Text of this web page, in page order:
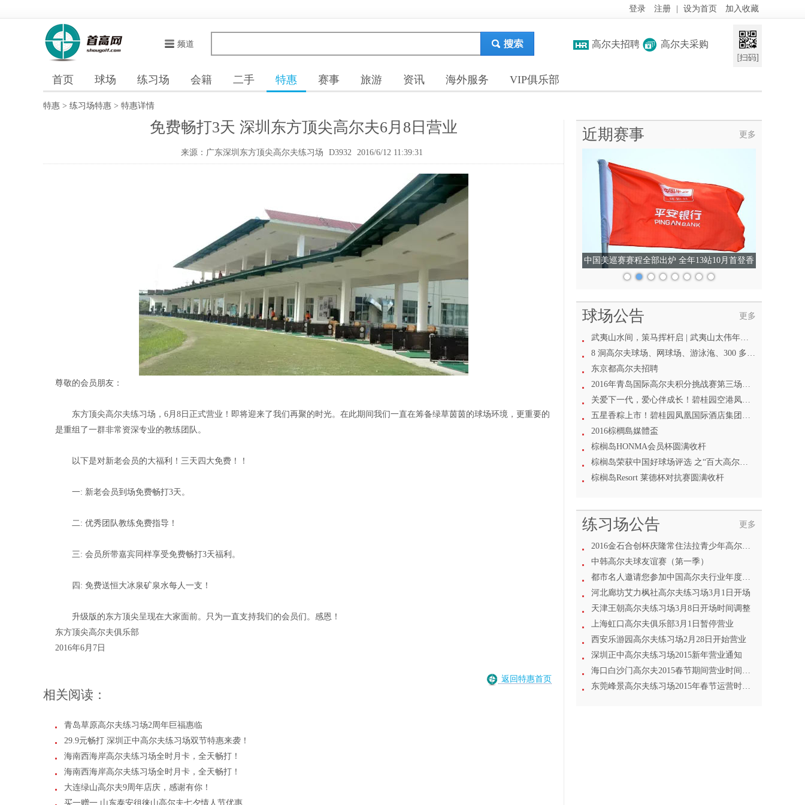
登录 注册 设为首页 加入收藏
高尔夫招聘 高尔夫采购
频道
首页 球场 练习场 会籍 二手 特惠 赛事 旅游 资讯 海外服务 VIP俱乐部
特惠 > 练习场特惠 > 特惠详情
免费畅打3天 深圳东方顶尖高尔夫6月8日营业
来源：广东深圳东方顶尖高尔夫练习场 D3932 2016/6/12 11:39:31
尊敬的会员朋友：
东方顶尖高尔夫练习场，6月8日正式营业！即将迎来了我们再聚的时光。在此期间我们一直在筹备绿草茵茵的球场环境，更重要的
是重组了一群非常资深专业的教练团队。
以下是对新老会员的大福利！三天四大免费！！
一: 新老会员到场免费畅打3天。
二: 优秀团队教练免费指导！
三: 会员所带嘉宾同样享受免费畅打3天福利。
四: 免费送恒大冰泉矿泉水每人一支！
升级版的东方顶尖呈现在大家面前。只为一直支持我们的会员们。感恩！
东方顶尖高尔夫俱乐部
2016年6月7日
返回特惠首页
相关阅读：
青岛草原高尔夫练习场2周年巨福惠临
29.9元畅打 深圳正中高尔夫练习场双节特惠来袭！
海南西海岸高尔夫练习场全时月卡，全天畅打！
海南西海岸高尔夫练习场全时月卡，全天畅打！
大连绿山高尔夫9周年店庆，感谢有你！
买一赠一 山东泰安徂徕山高尔夫七夕情人节优惠
更多
近期赛事
中国美巡赛赛程全部出炉 全年13站10月首登香
港
更多
球场公告
武夷山水间，策马挥杆启 | 武夷山太伟年度盛典圆满落幕
8 洞高尔夫球场、网球场、游泳沲、300 多间客房五星级酒店、茶文化体验中心等你来体验
东京都高尔夫招聘
2016年青岛国际高尔夫积分挑战赛第三场圆满落幕
关爱下一代，爱心伴成长！碧桂园空港凤凰酒店六一公益活动
五星香粽上市！碧桂园凤凰国际酒店集团邀您共品端午原味
2016棕櫚島媒體盃
棕榈岛HONMA会员杯圆满收杆
棕榈岛荣获中国好球场评选 之“百大高尔夫俱乐部”奖项
棕榈岛Resort 莱德杯对抗赛圆满收杆
更多
练习场公告
2016金石合创杯庆隆常住法拉青少年高尔夫开年赛成功举行
中韩高尔夫球友谊赛（第一季）
都市名人邀请您参加中国高尔夫行业年度盛会
河北廊坊艾力枫社高尔夫练习场3月1日开场
天津王朝高尔夫练习场3月8日开场时间调整
上海虹口高尔夫俱乐部3月1日暂停营业
西安乐游园高尔夫练习场2月28日开始营业
深圳正中高尔夫练习场2015新年营业通知
海口白沙门高尔夫2015春节期间营业时间调整
东莞峰景高尔夫练习场2015年春节运营时间安排